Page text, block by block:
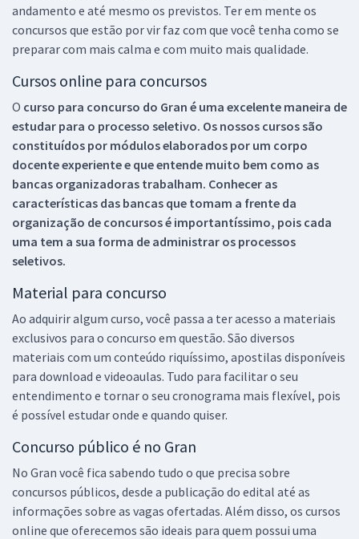
andamento e até mesmo os previstos. Ter em mente os
concursos que estão por vir faz com que você tenha como se
preparar com mais calma e com muito mais qualidade.
Cursos online para concursos
O curso para concurso do Gran é uma excelente maneira de
estudar para o processo seletivo. Os nossos cursos são
constituídos por módulos elaborados por um corpo
docente experiente e que entende muito bem como as
bancas organizadoras trabalham. Conhecer as
características das bancas que tomam a frente da
organização de concursos é importantíssimo, pois cada
uma tem a sua forma de administrar os processos
seletivos.
Material para concurso
Ao adquirir algum curso, você passa a ter acesso a materiais
exclusivos para o concurso em questão. São diversos
materiais com um conteúdo riquíssimo, apostilas disponíveis
para download e videoaulas. Tudo para facilitar o seu
entendimento e tornar o seu cronograma mais flexível, pois
é possível estudar onde e quando quiser.
Concurso público é no Gran
No Gran você fica sabendo tudo o que precisa sobre
concursos públicos, desde a publicação do edital até as
informações sobre as vagas ofertadas. Além disso, os cursos
online que oferecemos são ideais para quem possui uma